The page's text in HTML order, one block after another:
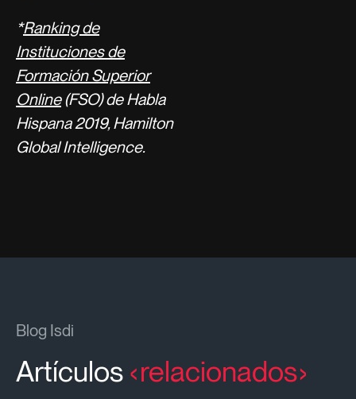
*Ranking de
Instituciones de
Formación Superior
Online(FSO) de Habla
Hispana 2019, Hamilton
Global Intelligence.
Blog Isdi
Artículos relacionados